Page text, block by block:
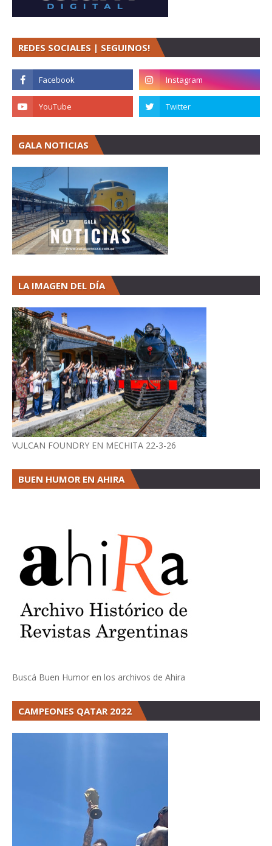
REDES SOCIALES | SEGUINOS!
GALA NOTICIAS
LA IMAGEN DEL DÍA
VULCAN FOUNDRY EN MECHITA 22-3-26
BUEN HUMOR EN AHIRA
Buscá Buen Humor en los archivos de Ahira
CAMPEONES QATAR 2022